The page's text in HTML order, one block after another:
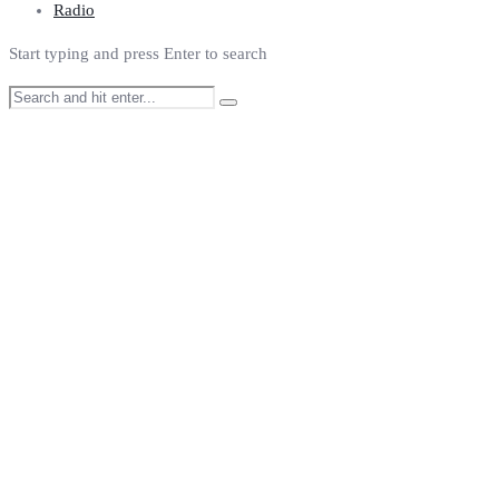
Radio
Start typing and press Enter to search